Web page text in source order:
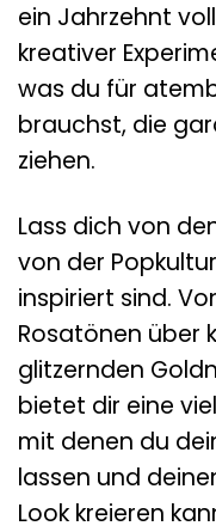
ein Jahrzehnt
kreativer
was du für
brauchst, die
ziehen.
Lass dich von
von der
inspiriert sind.
Rosatönen über
glitzernden
bietet dir eine
mit denen du
lassen und
Look kreieren